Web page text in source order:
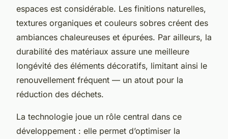
espaces est considérable. Les finitions naturelles,
textures organiques et couleurs sobres créent des
ambiances chaleureuses et épurées. Par ailleurs, la
durabilité des matériaux assure une meilleure
longévité des éléments décoratifs, limitant ainsi le
renouvellement fréquent — un atout pour la
réduction des déchets.
La technologie joue un rôle central dans ce
développement : elle permet d’optimiser la